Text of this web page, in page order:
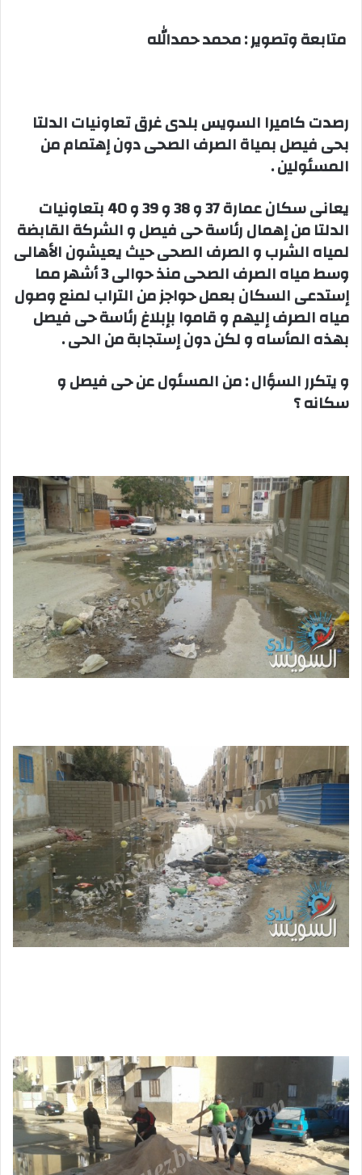
متابعة وتصوير : محمد حمدالله
رصدت كاميرا السويس بلدى غرق تعاونيات الدلتا
بحى فيصل بمياة الصرف الصحى دون إهتمام من
المسئولين .
يعانى سكان عمارة 37 و 38 و 39 و 40 بتعاونيات
الدلتا من إهمال رئاسة حى فيصل و الشركة القابضة
لمياه الشرب و الصرف الصحى حيث يعيشون الأهالى
وسط مياه الصرف الصحى منذ حوالى 3 أشهر مما
إستدعى السكان بعمل حواجز من التراب لمنع وصول
مياه الصرف إليهم و قاموا بإبلاغ رئاسة حى فيصل
بهذه المأساه و لكن دون إستجابة من الحى .
و يتكرر السؤال : من المسئول عن حى فيصل و
سكانه ؟